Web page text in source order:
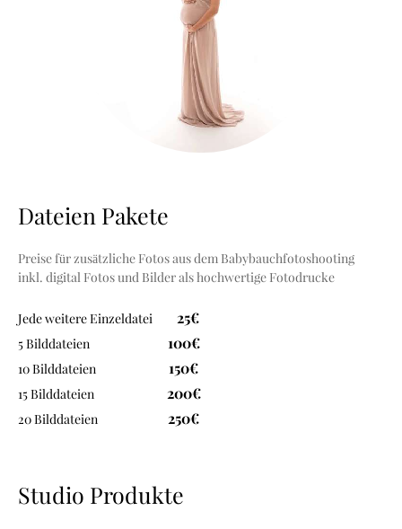
Dateien Pakete
Preise für zusätzliche Fotos aus dem Babybauchfotoshooting
inkl. digital Fotos und Bilder als hochwertige Fotodrucke
Jede weitere Einzeldatei 25€
5 Bilddateien 100€
10 Bilddateien 150€
15 Bilddateien 200€
20 Bilddateien 250€
Studio Produkte